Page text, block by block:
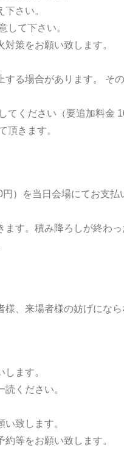
さい。
して下さい。
策をお願い致します。
る場合があります。 そ
ください（要追加料金
頂きます。
）を当日会場にてお支払
す。積み降ろしが終わ
、来場者様の妨げになら
ます。
ください。
致します。
等をお願い致します。